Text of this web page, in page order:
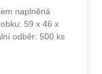
naplněná
59 x 46 x
odběr: 500 ks